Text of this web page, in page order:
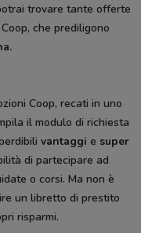
trovare tante offerte
che prediligono
Coop, recati in uno
il modulo di richiesta
vantaggi e super
di partecipare ad
o corsi. Ma non è
un libretto di prestito
risparmi.